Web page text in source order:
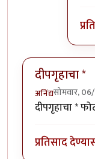
दीपगृहाचा *
अनिंद्यसोमवार,
दीपगृहाचा *
प्रतिसाद